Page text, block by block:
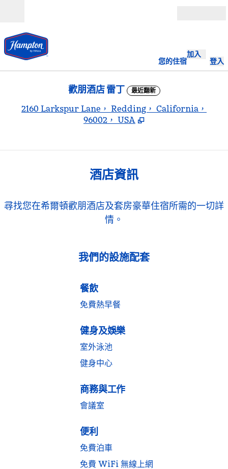
您的住宿
加入
登入
歡朋酒店 雷丁 最近翻新
2160 Larkspur Lane， Redding， California，
96002， USA
酒店資訊
尋找您在希爾頓歡朋酒店及套房豪華住宿所需的一切詳
情。
我們的設施配套
餐飲
免費熱早餐
健身及娛樂
室外泳池
健身中心
商務與工作
會議室
便利
免費泊車
免費 WiFi 無線上網